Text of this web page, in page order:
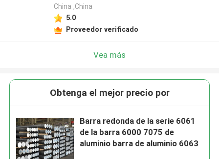
China ,China
5.0
Proveedor verificado
Vea más
Obtenga el mejor precio por
Barra redonda de la serie 6061
de la barra 6000 7075 de
aluminio barra de aluminio 6063